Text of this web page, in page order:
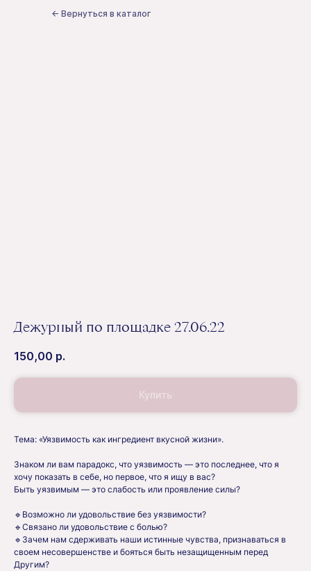
← Вернуться в каталог
Дежурный по площадке 27.06.22
150,00 р.
Купить
Тема: «Уязвимость как ингредиент вкусной жизни».
Знаком ли вам парадокс, что уязвимость — это последнее, что я
хочу показать в себе, но первое, что я ищу в вас?
Быть уязвимым — это слабость или проявление силы?
🔹Возможно ли удовольствие без уязвимости?
🔹Связано ли удовольствие с болью?
🔹Зачем нам сдерживать наши истинные чувства, признаваться в
своем несовершенстве и бояться быть незащищенным перед
Другим?